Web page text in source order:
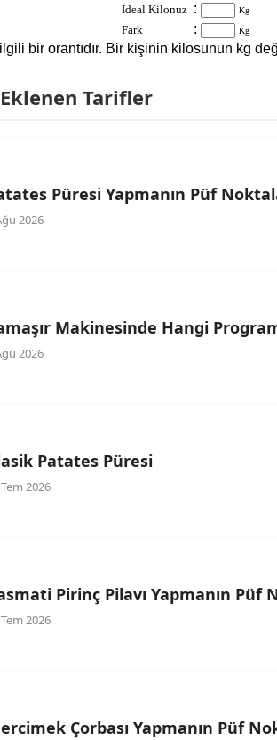
İdeal Kilonuz : Kg
Fark : Kg
bir orantıdır. Bir kişinin kilosunun kg
Tarifler
Püresi Yapmanın Püf
2026
Makinesinde Hangi
2026
Patates Püresi
2026
Pirinç Pilavı Yapmanın Püf
2026
Çorbası Yapmanın Püf